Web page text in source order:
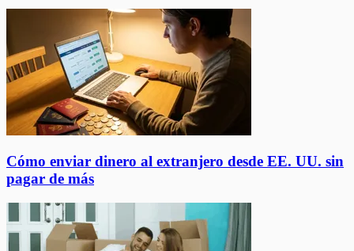
Cómo enviar dinero al extranjero desde EE. UU. sin
pagar de más